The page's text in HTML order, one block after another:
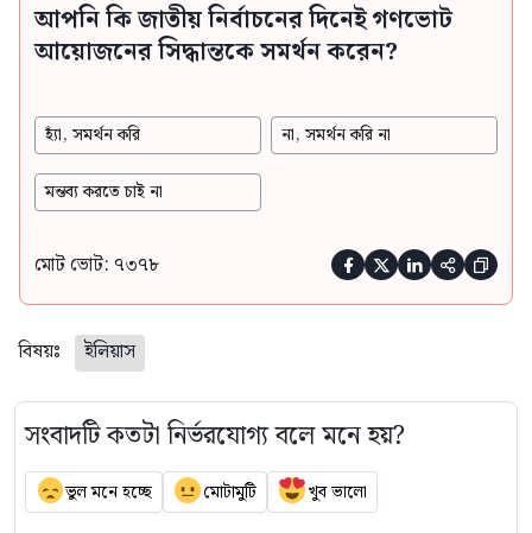
আপনি কি জাতীয় নির্বাচনের দিনেই গণভোট
আয়োজনের সিদ্ধান্তকে সমর্থন করেন?
হ্যাঁ, সমর্থন করি না, সমর্থন করি না
মন্তব্য করতে চাই না
মোট ভোট: ৭৩৭৮     
বিষয়ঃ ইলিয়াস
সংবাদটি কতটা নির্ভরযোগ্য বলে মনে হয়?
ভুল মনে হচ্ছে মোটামুটি খুব ভালো